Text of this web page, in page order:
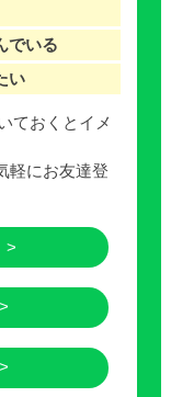
でいる
い
ておくとイメ
軽にお友達登